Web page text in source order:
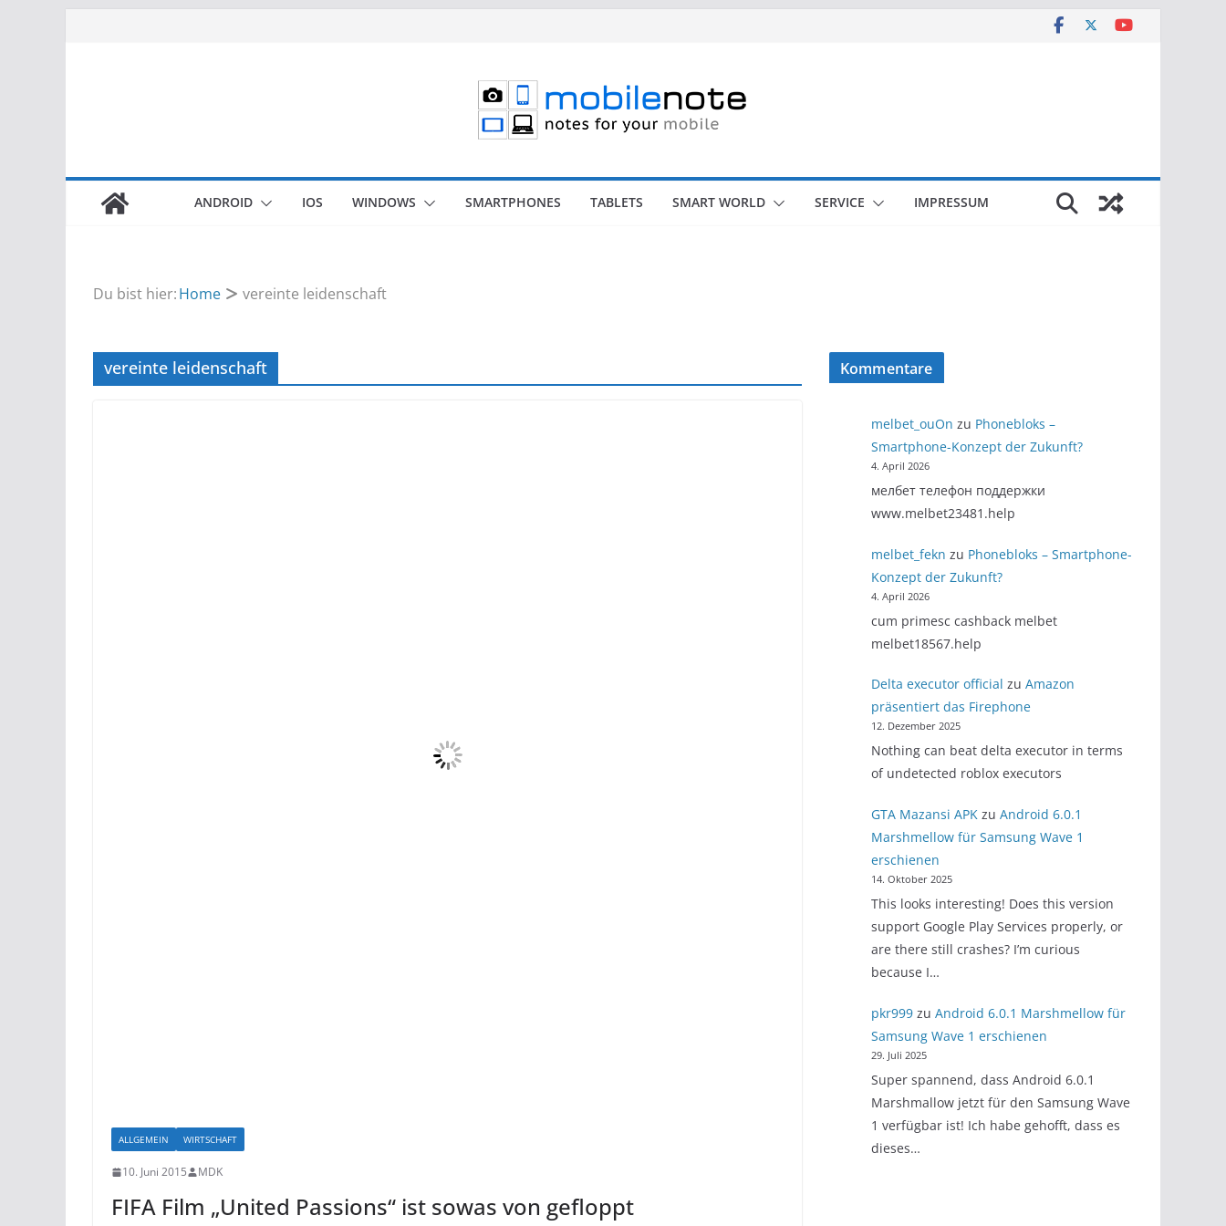
ANDROID IOS WINDOWS SMARTPHONES TABLETS SMART WORLD SERVICE IMPRESSUM
Du bist hier:Home vereinte leidenschaft
vereinte leidenschaft
ALLGEMEIN WIRTSCHAFT
10. Juni 2015 MDK
FIFA Film „United Passions“ ist sowas von gefloppt
Kommentare
melbet_ouOn zu Phonebloks –
Smartphone-Konzept der Zukunft?
4. April 2026
мелбет телефон поддержки
www.melbet23481.help
melbet_fekn zu Phonebloks – Smartphone-
Konzept der Zukunft?
4. April 2026
cum primesc cashback melbet
melbet18567.help
Delta executor official zu Amazon
präsentiert das Firephone
12. Dezember 2025
Nothing can beat delta executor in terms
of undetected roblox executors
GTA Mazansi APKzu Android 6.0.1
Marshmellow für Samsung Wave 1
erschienen
14. Oktober 2025
This looks interesting! Does this version
support Google Play Services properly, or
are there still crashes? I’m curious
because I…
pkr999zu Android 6.0.1 Marshmellow für
Samsung Wave 1 erschienen
29. Juli 2025
Super spannend, dass Android 6.0.1
Marshmallow jetzt für den Samsung Wave
1 verfügbar ist! Ich habe gehofft, dass es
dieses…